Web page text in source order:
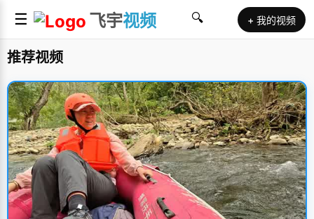
☰ 飞宇视频 🔍 + 我的视频
推荐视频